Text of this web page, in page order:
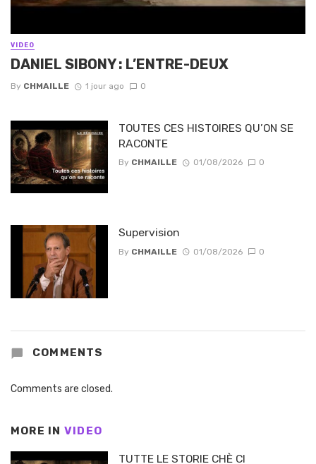
VIDEO
DANIEL SIBONY : L’ENTRE-DEUX
By CHMAILLE 1 jour ago 0
TOUTES CES HISTOIRES QU’ON SE
RACONTE
By CHMAILLE 01/08/2026 0
Supervision
By CHMAILLE 01/08/2026 0
COMMENTS
Comments are closed.
MORE IN VIDEO
TUTTE LE STORIE CHÈ CI